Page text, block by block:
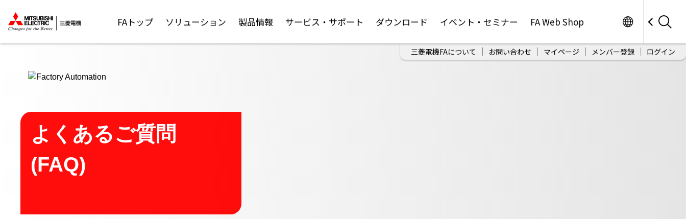
FAトップ ソリューション 製品情報 サービス・サポート ダウンロード イベント・セミナー FA Web Shop
三菱電機FAについて お問い合わせ マイページ メンバー登録 ログイン
よくあるご質問
(FAQ)